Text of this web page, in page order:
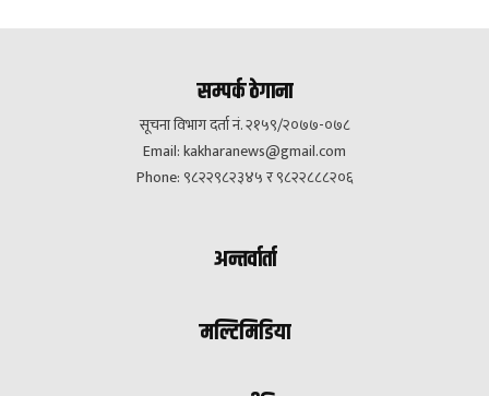
सम्पर्क ठेगाना
सूचना विभाग दर्ता नं. २१५९/२०७७-०७८
Email:kakharanews@gmail.com
Phone: ९८२२९८२३४५ र ९८२२८८८२०६
अन्तर्वार्ता
मल्टिमिडिया